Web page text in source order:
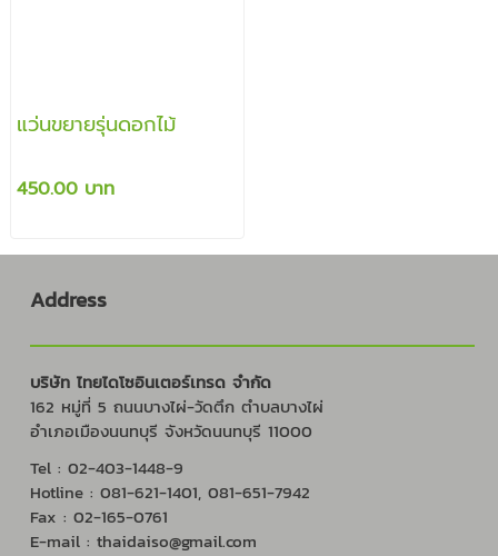
แว่นขยายรุ่นดอกไม้
450.00 บาท
Address
บริษัท ไทยไดโซอินเตอร์เทรด จำกัด
162 หมู่ที่ 5 ถนนบางไผ่-วัดตึก ตำบลบางไผ่
อำเภอเมืองนนทบุรี จังหวัดนนทบุรี 11000
Tel : 02-403-1448-9
Hotline : 081-621-1401, 081-651-7942
Fax : 02-165-0761
E-mail : thaidaiso@gmail.com